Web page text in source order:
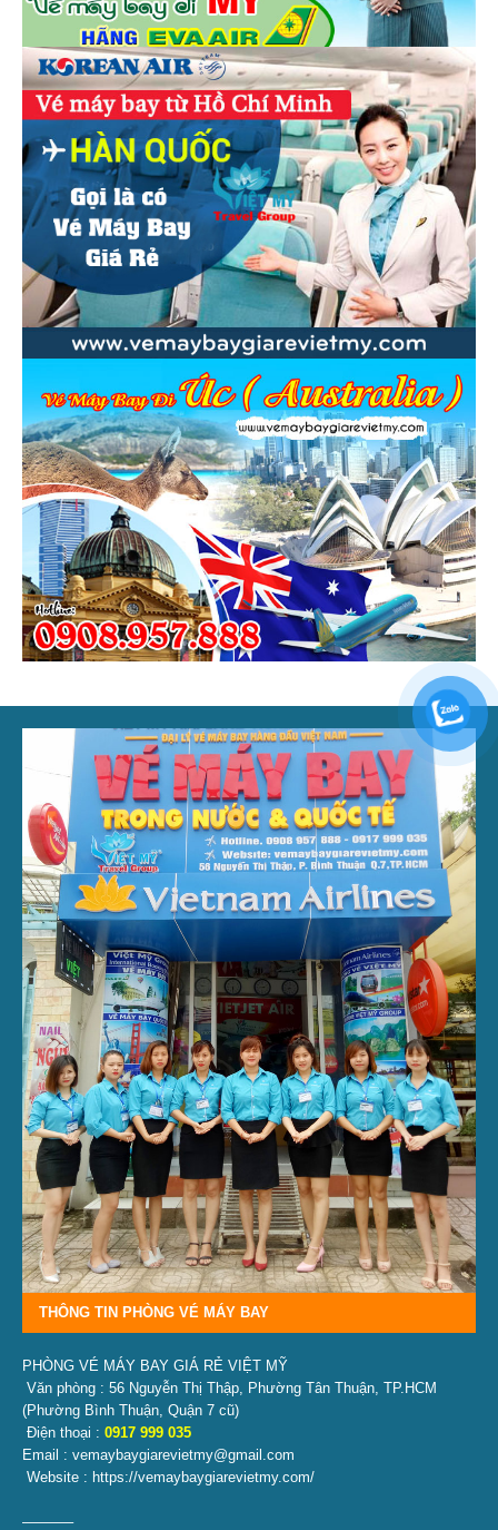
THÔNG TIN PHÒNG VÉ MÁY BAY
PHÒNG VÉ MÁY BAY GIÁ RẺ VIỆT MỸ
Văn phòng : 56 Nguyễn Thị Thập, Phường Tân Thuận, TP.HCM
(Phường Bình Thuận, Quận 7 cũ)
Điện thoại : 0917 999 035
Email : vemaybaygiarevietmy@gmail.com
Website : https://vemaybaygiarevietmy.com/
———–